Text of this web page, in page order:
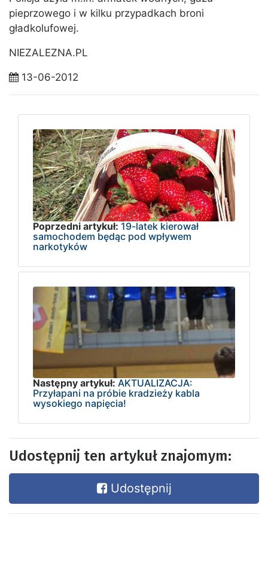
pieprzowego i w kilku przypadkach broni
gładkolufowej.
NIEZALEZNA.PL
13-06-2012
Poprzedni artykuł: 19-latek kierował
samochodem będąc pod wpływem
narkotyków
Następny artykuł: AKTUALIZACJA:
Przyłapani na próbie kradzieży kabla
wysokiego napięcia!
Udostępnij ten artykuł znajomym:
Udostępnij